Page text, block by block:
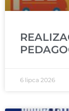
6 lipca 2026